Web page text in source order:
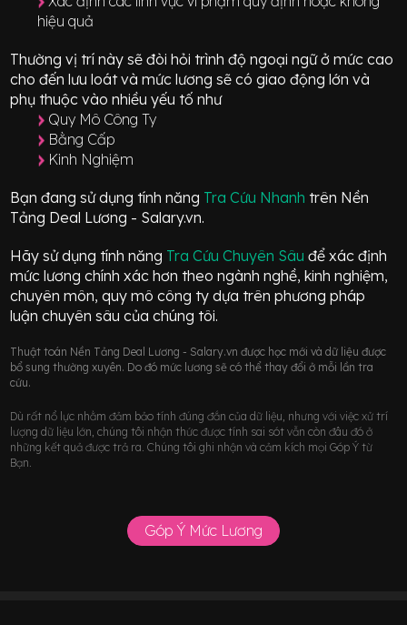
hiệu quả
Thường vị trí này sẽ đòi hỏi trình độ ngoại ngữ ở mứccao
cho đến lưu loát và mức lương sẽ có giao độnglớn và
phụ thuộc vào nhiều yếu tố như
Quy Mô Công Ty
Bằng Cấp
Kinh Nghiệm
Bạn đang sử dụng tính năng Tra Cứu Nhanh trên Nền
Tảng Deal Lương - Salary.vn.
Hãy sử dụng tính năng Tra Cứu Chuyên Sâuđể xác định
mức lương chính xác hơn theo ngành nghề, kinh nghiệm,
chuyên môn, quy mô công ty dựa trên phương pháp
luận chuyên sâu của chúng tôi.
Thuật toán Nền Tảng Deal Lương - Salary.vn được học mới và dữ liệu được
bổ sung thường xuyên. Do đó mức lương sẽ có thể thay đổi ở mỗi lần tra
cứu.
Dù rất nổ lực nhằm đảm bảo tính đúng đắn của dữ liệu, nhưng với việc xử trí
lượng dữ liệu lớn, chúng tôi nhận thức được tính sai sót vẫn còn đâu đó ở
những kết quả được trả ra. Chúng tôi ghi nhận và cảm kích mọi Góp Ý từ
Bạn.
Góp Ý Mức Lương